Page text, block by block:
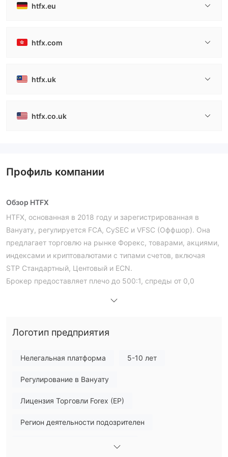
htfx.eu
htfx.com
htfx.uk
htfx.co.uk
Профиль компании
Обзор HTFX
HTFX, основанная в 2018 году и зарегистрированная в
Вануату, регулируется FCA, CySEC и VFSC (Оффшор). Она
предлагает торговлю на рынке Форекс, товарами, акциями,
индексами и криптовалютами с типами счетов, включая
STP Стандартный, Центовый и ECN.
Брокер предоставляет плечо до 500:1, спреды от 0,0
такими как Tether, ALIPAY и Кредитные карты.
Является ли HTFX законным?
двумя регулирующими органами: Финансовой службой
ценным бумагам и биржам ( CySEC
работает на основе лицензий Straight Through Processing
Логотип предприятия
Нелегальная платформа 5-10 лет
Регулирование в Вануату
Лицензия Торговли Forex (EP)
Регион деятельности подозрителен
Высокие потенциальные риски